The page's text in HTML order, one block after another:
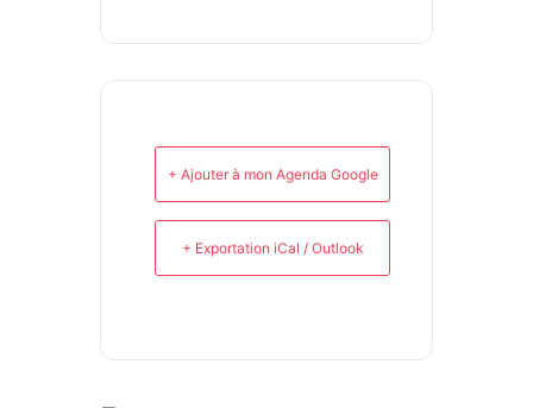
+ Ajouter à mon Agenda Google
+ Exportation iCal / Outlook